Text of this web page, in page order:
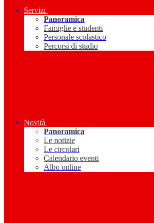
Servizi
Panoramica
Famiglie e studenti
Personale scolastico
Percorsi di studio
Novità
Panoramica
Le notizie
Le circolari
Calendario eventi
Albo online